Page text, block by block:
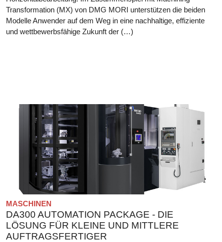
Transformation (MX) von DMG MORI unterstützen die beiden
Modelle Anwender auf dem Weg in eine nachhaltige, effiziente
und wettbewerbsfähige Zukunft der (…)
MASCHINEN
DA300 AUTOMATION PACKAGE - DIE
LÖSUNG FÜR KLEINE UND MITTLERE
AUFTRAGSFERTIGER